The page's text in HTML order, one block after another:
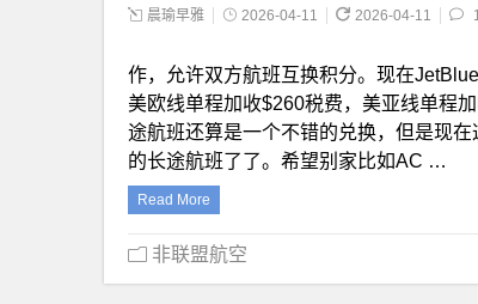
晨瑜早雅 2026-04-11 2026-04-11
作，允许双方航班互换积分。现在
美欧线单程加收$260税费，美亚线单程
途航班还算是一个不错的兑换，但是现
的长途航班了了。希望别家比如AC …
Read More
非联盟航空